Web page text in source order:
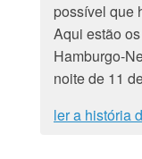
possível que
Aqui estão
Hamburgo-
noite de 11
ler a história